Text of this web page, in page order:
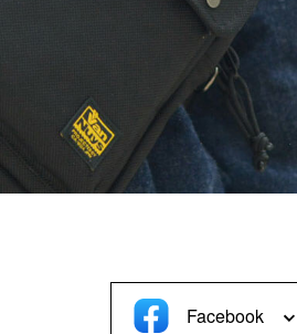
＜デジカメケース
SONY
Canon
Nikon
Facebook